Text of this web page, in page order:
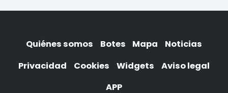
Quiénes somos Botes Mapa
Noticias
Privacidad
Cookies Widgets
Aviso legal
APP